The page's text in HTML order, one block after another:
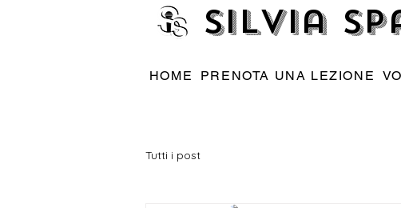
Silvia
HOME PRENOTA UNA LEZIONE
Tutti i post